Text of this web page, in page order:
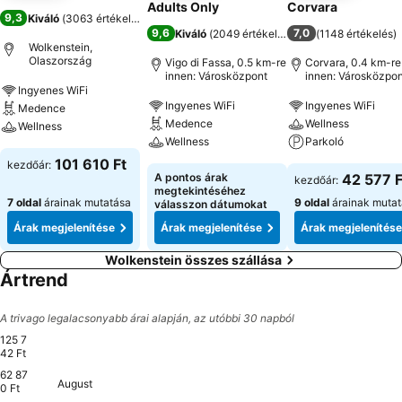
9,3 Kiváló (3063 értékelés
Wolkenstein,
Olaszország
Ingyenes WiFi
Medence
Wellness
kezdőár: 101 610 Ft
7 oldal árainak mutatása
Árak megjelenítése
Adults Only
9,6 Kiváló (2049 értékelés
Vigo di Fassa, 0.5 km-re
innen: Városközpont
Ingyenes WiFi
Medence
Wellness
A pontos árak
megtekintéséhez
válasszon dátumokat
Árak megjelenítése
Corvara
7,0 (1148 értékelés)
Corvara, 0.4 km-re
innen:
Ingyenes WiFi
Wellness
Parkoló
kezdőár: 42 577
9 oldal árainak
Árak megjelenítése
Wolkenstein összes szállása
Ártrend
A trivago legalacsonyabb árai alapján, az utóbbi 30 napból
125 7
42 Ft
62 87
0 Ft
Thursday, August 27
125 742 Ft
AugustSaturday, August 29
121 150 Ft